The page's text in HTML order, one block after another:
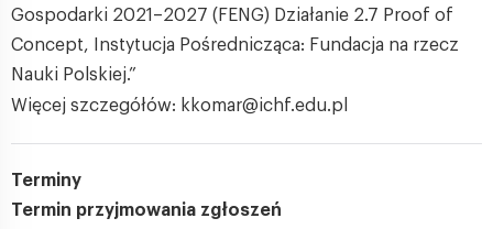
Gospodarki 2021–2027 (FENG) Działanie 2.7 Proof of
Concept, Instytucja Pośrednicząca: Fundacja na rzecz
Nauki Polskiej.”
Więcej szczegółów: kkomar@ichf.edu.pl
Terminy
Termin przyjmowania zgłoszeń